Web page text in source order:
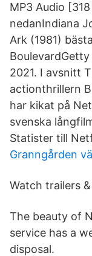
MP3 Audio
nedanIndiana
Ark (1981)
2021. I avsnitt
actionthrillern
har kikat på
svenska
Statister till
Granngården
Watch trailers
The beauty of
service has a
disposal.